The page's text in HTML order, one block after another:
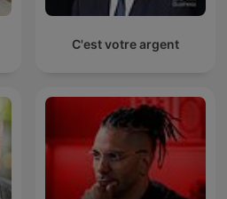
C'est votre argent